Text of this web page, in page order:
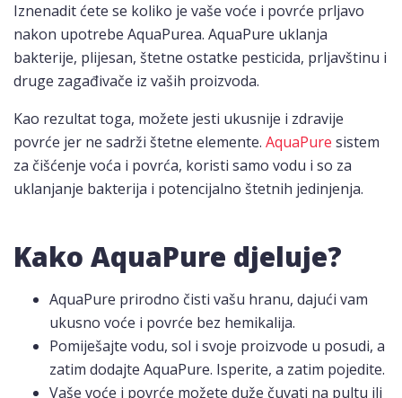
Iznenadit ćete se koliko je vaše voće i povrće prljavo
nakon upotrebe AquaPurea. AquaPure uklanja
bakterije, plijesan, štetne ostatke pesticida, prljavštinu i
druge zagađivače iz vaših proizvoda.
Kao rezultat toga, možete jesti ukusnije i zdravije
povrće jer ne sadrži štetne elemente. AquaPure sistem
za čišćenje voća i povrća, koristi samo vodu i so za
uklanjanje bakterija i potencijalno štetnih jedinjenja.
Kako AquaPure djeluje?
AquaPure prirodno čisti vašu hranu, dajući vam
ukusno voće i povrće bez hemikalija.
Pomiješajte vodu, sol i svoje proizvode u posudi, a
zatim dodajte AquaPure. Isperite, a zatim pojedite.
Vaše voće i povrće možete duže čuvati na pultu ili